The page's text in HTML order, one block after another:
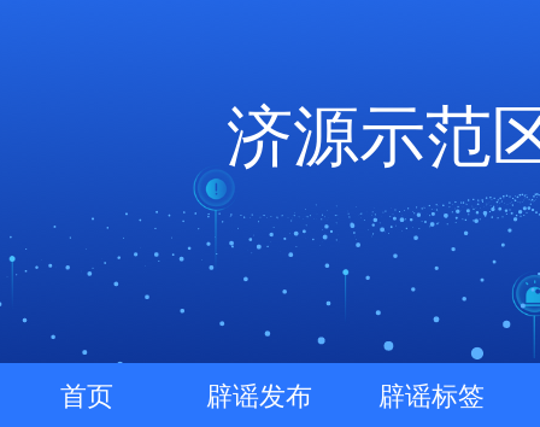
济源示范
首页 辟谣发布 辟谣标签